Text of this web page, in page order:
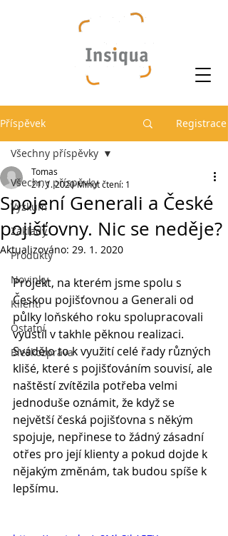
Příspěvek Registrace
Všechny příspěvky
Výzkum
Základy
Produkty
Novinky
Klienti
Ostatní
Bleskozpráva
Všechny příspěvky
Spojení Generali a České
pojišťovny. Nic se neděje?
Tomas
21. 1. 2020 Minut čtení: 1
Aktualizováno: 29. 1. 2020
Projekt, na kterém jsme spolu s
Českou pojišťovnou a Generali od
půlky loňského roku spolupracovali
vyústil v takhle pěknou realizaci.
Svádělo to k využití celé řady různých
klišé, které s pojišťováním souvisí, ale
naštěstí zvítězila potřeba velmi
jednoduše oznámit, že když se
největší česká pojišťovna s někým
spojuje, nepřinese to žádný zásadní
otřes pro její klienty a pokud dojde k
nějakým změnám, tak budou spíše k
lepšímu.